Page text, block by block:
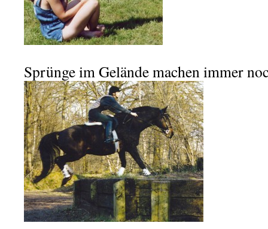
Sprünge im Gelände machen immer